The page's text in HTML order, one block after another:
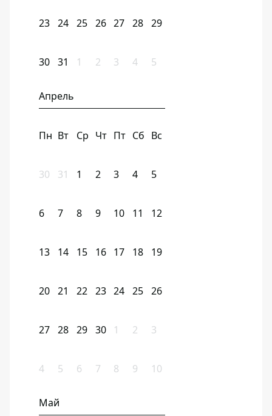
23 24 25 26 27 28 29
30 31 1 2 3 4 5
Апрель
Пн Вт Ср Чт Пт Сб Вс
30 31 1 2 3 4 5
6 7 8 9 10 11 12
13 14 15 16 17 18 19
20 21 22 23 24 25 26
27 28 29 30 1 2 3
4 5 6 7 8 9 10
Май